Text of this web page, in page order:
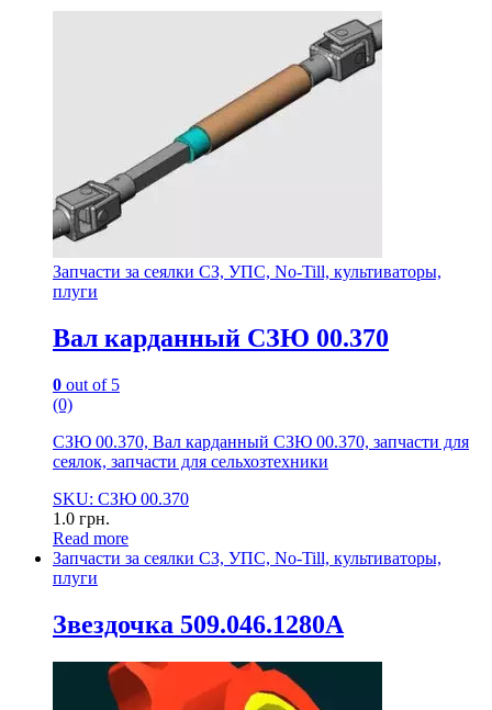
Запчасти за сеялки СЗ, УПС, No-Till, культиваторы,
плуги
Вал карданный СЗЮ 00.370
0 out of 5
(0)
СЗЮ 00.370, Вал карданный СЗЮ 00.370, запчасти для
сеялок, запчасти для сельхозтехники
SKU: СЗЮ 00.370
1.0 грн.
Read more
Запчасти за сеялки СЗ, УПС, No-Till, культиваторы,
плуги
Звездочка 509.046.1280А